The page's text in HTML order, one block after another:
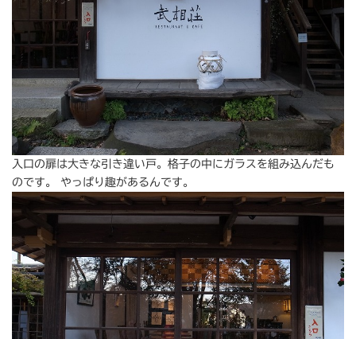
入口の扉は大きな引き違い戸。格子の中にガラスを組み込んだも
のです。 やっぱり趣があるんです。